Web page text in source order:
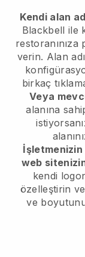
Kendi alan
Blackbell ile
verin. Alan
birkaç
Veya
alanına
İşletmenizin
web
kendi
özelleştirin
ve